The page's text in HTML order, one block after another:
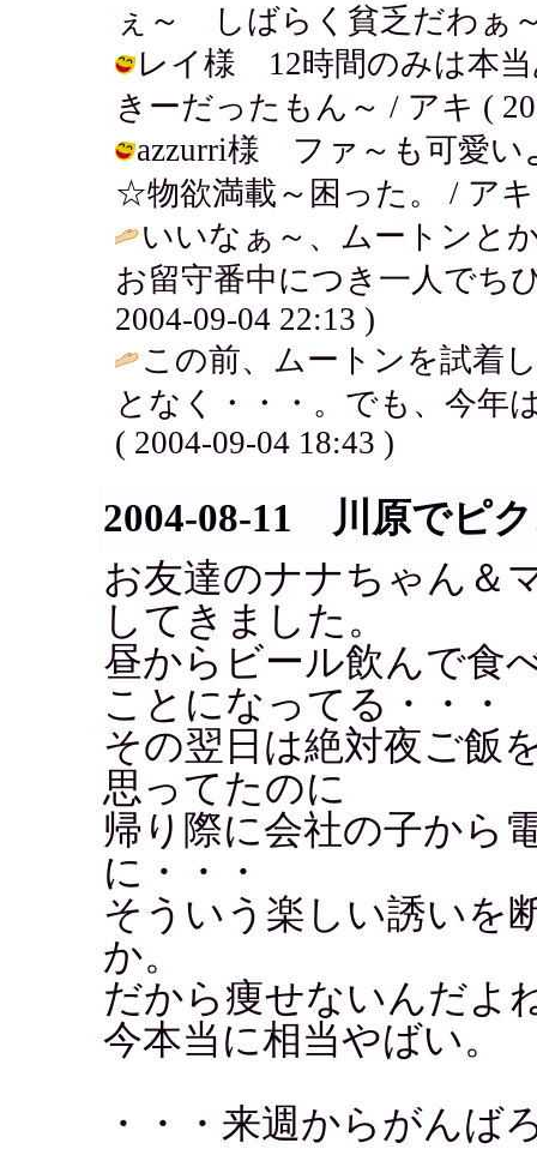
ぇ～ しばらく貧乏だわぁ
レイ様 12時間のみは本当
きーだったもん～ / アキ (
azzurri様 ファ～も可愛い
☆物欲満載～困った。 / アキ
いいなぁ～、ムートンと
お留守番中につき一人でち
2004-09-04 22:13 )
この前、ムートンを試着
となく・・・。でも、今年
( 2004-09-04 18:43 )
2004-08-11 川原でピ
お友達のナナちゃん＆
してきました。
昼からビール飲んで食
ことになってる・・・
その翌日は絶対夜ご飯
思ってたのに
帰り際に会社の子から
に・・・
そういう楽しい誘いを
か。
だから痩せないんだよ
今本当に相当やばい。
・・・来週からがんば